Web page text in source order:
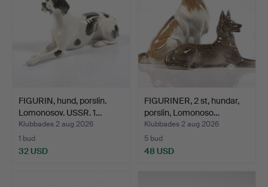
FIGURIN, hund, porslin.
Lomonosov. USSR. 1…
Klubbades 2 aug 2026
1 bud
32 USD
FIGURINER, 2 st, hundar,
porslin, Lomonoso…
Klubbades 2 aug 2026
5 bud
48 USD